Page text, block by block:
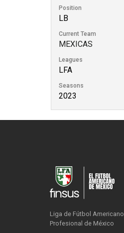
Position
LB
Current Team
MEXICAS
Leagues
LFA
Seasons
2023
Liga de Fútbol Americano
Profesional de México